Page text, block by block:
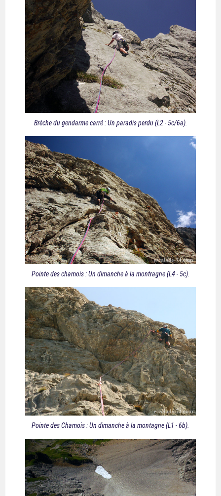
Brèche du gendarme carré : Un paradis perdu (L2 - 5c/6a).
Pointe des chamois : Un dimanche à la montragne (L4 - 5c).
Pointe des Chamois : Un dimanche à la montagne (L1 - 6b).